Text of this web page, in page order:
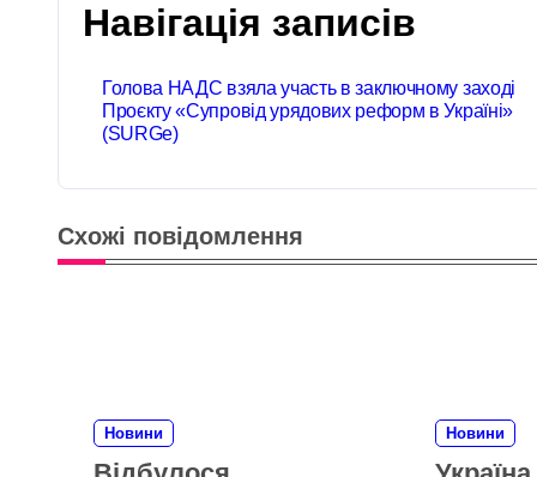
Навігація записів
Голова НАДС взяла участь в заключному заході
Проєкту «Супровід урядових реформ в Україні»
(SURGe)
Схожі повідомлення
Новини Новини